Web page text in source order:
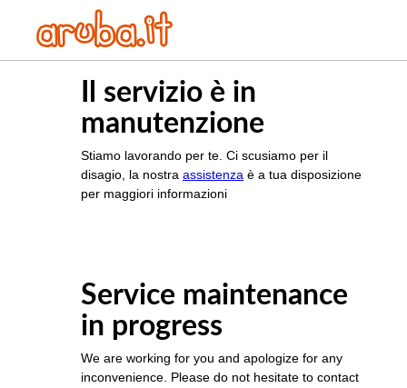
Il servizio è in
manutenzione
Stiamo lavorando per te. Ci scusiamo per il
disagio, la nostra assistenza è a tua disposizione
per maggiori informazioni
Service maintenance
in progress
We are working for you and apologize for any
inconvenience. Please do not hesitate to contact